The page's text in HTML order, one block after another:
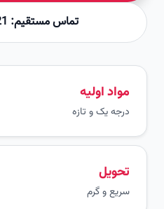
تماس مستقیم: 021-36412600
مواد اولیه
درجه یک و تازه
سریع و گرم